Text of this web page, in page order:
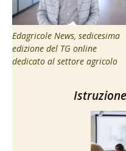
Edagricole News, sedicesima
edizione del TG online
dedicato al settore agricolo